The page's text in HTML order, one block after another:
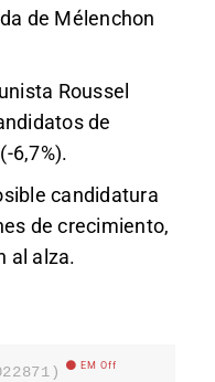
de Mélenchon
Roussel
de
6,7%).
candidatura
de crecimiento,
al alza.
EM Off